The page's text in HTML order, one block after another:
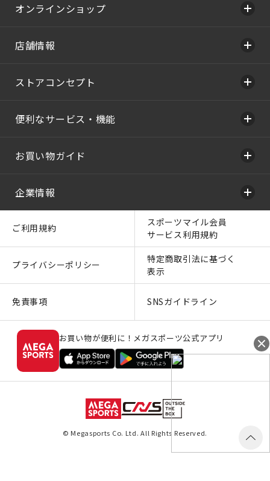
オンラインショップ
店舗情報
ストアコンセプト
便利なサービス・機能
お買い物ガイド
企業情報
ご利用規約
スポーツマイル会員
サービス利用規約
プライバシーポリシー
特定商取引法に基づく
表示
免責事項 SNSガイドライン
お買い物が便利に！メガスポーツ公式アプリ
© Megasports Co. Ltd. All Rights Reserved.